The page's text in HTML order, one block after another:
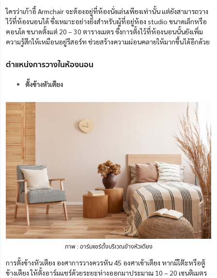
ใครว่าเก้าอี้ Armchair จะต้องอยู่ที่ห้องนั่งเล่นเพียงเท่านั้น แต่ยังสามารถวาง
ไว้ที่ห้องนอนได้ ซึ่งเหมาะอย่างยิ่งสำหรับผู้ที่อยู่ห้อง studio ขนาดเล็กหรือ
คอนโด ขนาดตั้งแต่ 20 – 30 ตารางเมตร ซึ่งการตั้งไว้ที่ห้องนอนนั้นยังเพิ่ม
ความรู้สึกให้เหมือนอยู่รีสอร์ท ช่วยสร้างความผ่อนคลายให้มากขึ้นได้อีกด้วย
ตำแหน่งการวางในห้องนอน
ตั้งข้างหัวเตียง
ภาพ : อาร์มแชร์ตั้งบริเวณข้างหัวเตียง
การตั้งข้างหัวเตียง องศาการวางควรหัน 45 องศาเข้าเตียง หากมีโต๊ะหรือตู้
ข้างเตียง ให้ตั้งอาร์มแชร์ด้วยระยะห่างออกมาประมาณ 10 – 20 เซนติเมตร